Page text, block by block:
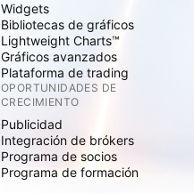
Widgets
Bibliotecas de gráficos
Lightweight Charts™
Gráficos avanzados
Plataforma de trading
OPORTUNIDADES DE
CRECIMIENTO
Publicidad
Integración de brókers
Programa de socios
Programa de formación